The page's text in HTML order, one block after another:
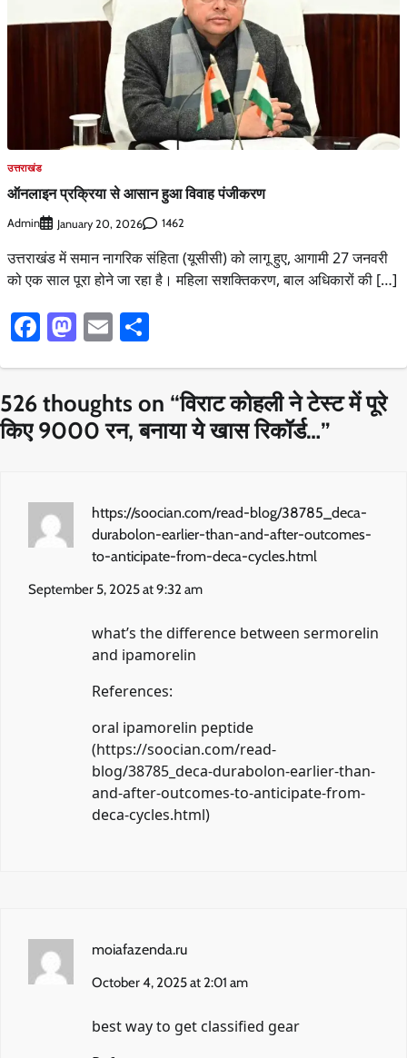
उत्तराखंड
ऑनलाइन प्रक्रिया से आसान हुआ विवाह पंजीकरण
Admin January 20, 2026 1462
उत्तराखंड में समान नागरिक संहिता (यूसीसी) को लागू हुए, आगामी 27 जनवरी
को एक साल पूरा होने जा रहा है। महिला सशक्तिकरण, बाल अधिकारों की […]
Facebook
Mastodon
Email
526 thoughts on “विराट कोहली ने टेस्ट में पूरे
किए 9000 रन, बनाया ये खास रिकॉर्ड…”
https://soocian.com/read-blog/38785_deca-
durabolon-earlier-than-and-after-outcomes-
to-anticipate-from-deca-cycles.html
September 5, 2025 at 9:32 am
what’s the difference between sermorelin
and ipamorelin
References:
oral ipamorelin peptide
(https://soocian.com/read-
blog/38785_deca-durabolon-earlier-than-
and-after-outcomes-to-anticipate-from-
deca-cycles.html)
moiafazenda.ru
October 4, 2025 at 2:01 am
best way to get classified gear